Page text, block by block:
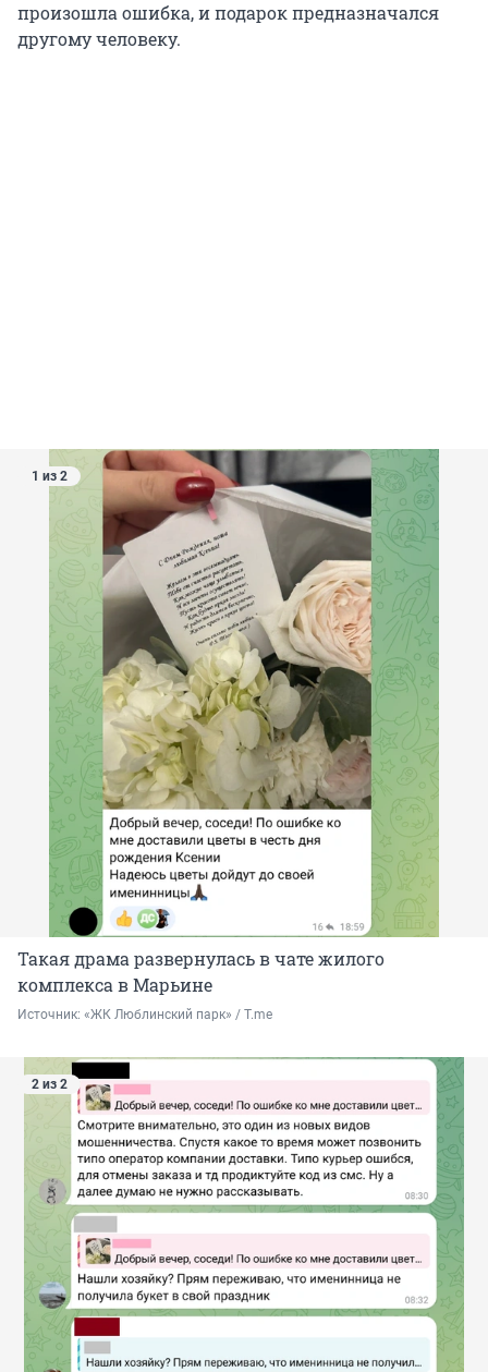
произошла ошибка, и подарок предназначался
другому человеку.
1 из 2
Такая драма развернулась в чате жилого
комплекса в Марьине
Источник: «ЖК Люблинский парк» / T.me
2 из 2